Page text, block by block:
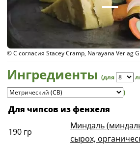
© С согласия Stacey Cramp, Narayana Verlag
Ингредиенты (для
)
Для чипсов из фенхеля
190 гр
Миндаль
сырох,